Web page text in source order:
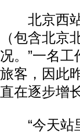
北京西站
（包含北京
况。”一名
旅客，因此
直在逐步增
“今天站里